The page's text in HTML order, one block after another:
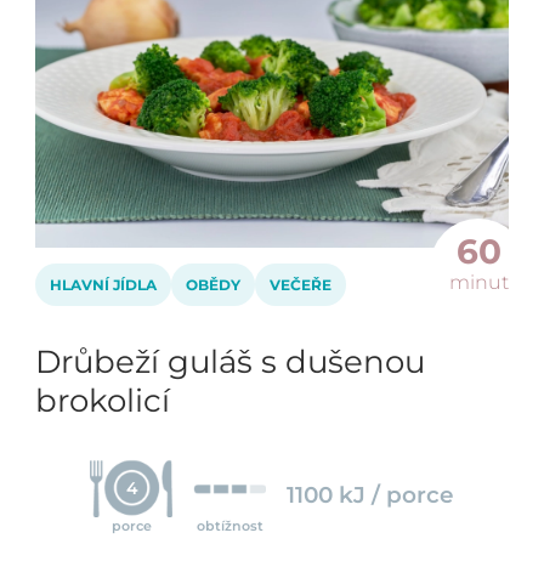
60
minut
HLAVNÍ JÍDLA OBĚDY VEČEŘE
Drůbeží guláš s dušenou
brokolicí
4
porce obtížnost
1100 kJ / porce